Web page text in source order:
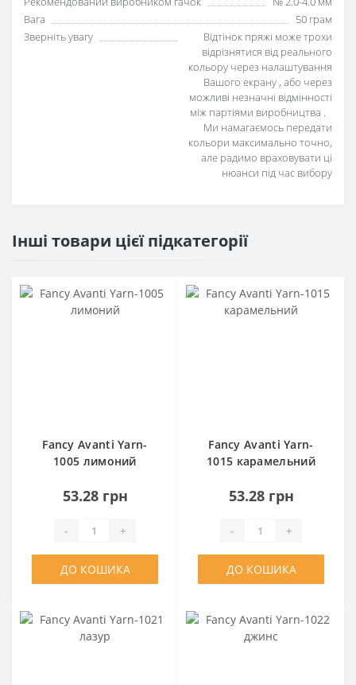
Вага
50 грам
Зверніть увагу
Відтінок пряжі може трохи
відрізнятися від реального
кольору через налаштування
Вашого екрану , або через
можливі незначні відмінності
між партіями виробництва .
Ми намагаємось передати
кольори максимально точно,
але радимо враховувати ці
нюанси під час вибору
Інші товари цієї підкатегорії
Fancy Avanti Yarn-
1005 лимоний
53.28 грн
- +
ДО КОШИКА
Fancy Avanti Yarn-
1015 карамельний
53.28 грн
- +
ДО КОШИКА